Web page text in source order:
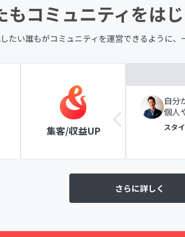
もコミュニティをは
たい誰もがコミュニティを運営できるように、
集客/収益UP
ールの表示で初めての方
ブ
自分
個人
スタ
さらに詳しく